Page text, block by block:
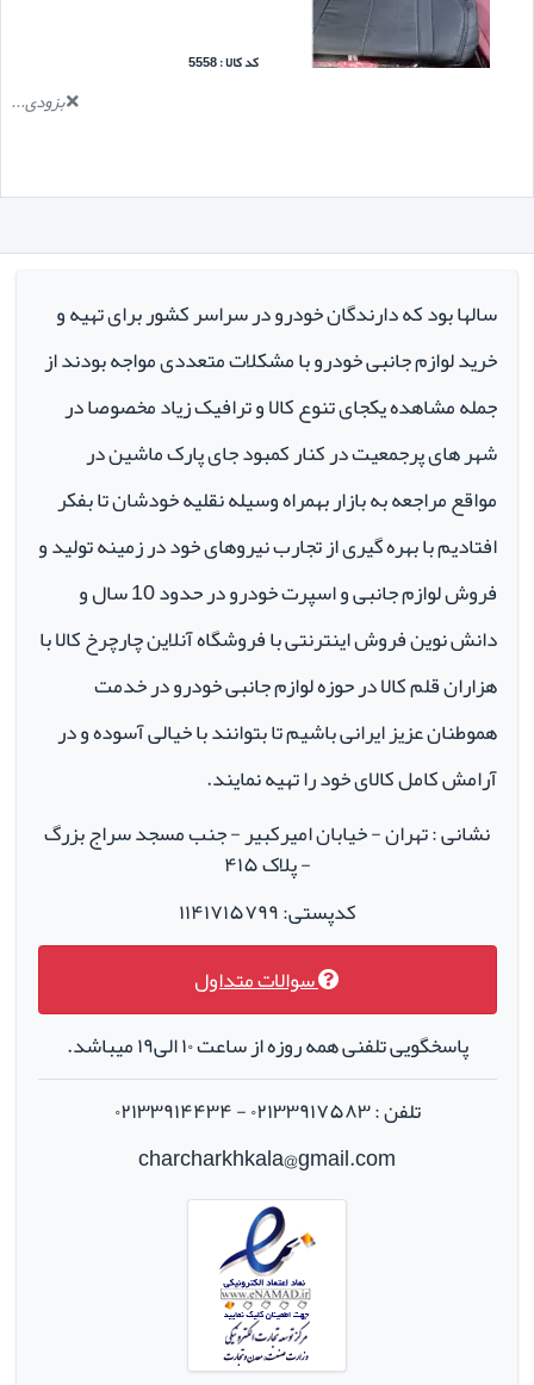
کد کالا : 5558
بزودی...
سالها بود که دارندگان خودرو در سراسر کشور برای تهیه و
خرید لوازم جانبی خودرو با مشکلات متعددی مواجه بودند از
جمله مشاهده یکجای تنوع کالا و ترافیک زیاد مخصوصا در
شهر های پرجمعیت در کنار کمبود جای پارک ماشین در
مواقع مراجعه به بازار بهمراه وسیله نقلیه خودشان تا بفکر
افتادیم با بهره گیری از تجارب نیروهای خود در زمینه تولید و
فروش لوازم جانبی و اسپرت خودرو در حدود 10 سال و
دانش نوین فروش اینترنتی با فروشگاه آنلاین چارچرخ کالا با
هزاران قلم کالا در حوزه لوازم جانبی خودرو در خدمت
هموطنان عزیز ایرانی باشیم تا بتوانند با خیالی آسوده و در
آرامش کامل کالای خود را تهیه نمایند.
نشانی : تهران - خیابان امیرکبیر - جنب مسجد سراج بزرگ
- پلاک ۴۱۵
کدپستی: ۱۱۴۱۷۱۵۷۹۹
سوالات متداول
پاسخگویی تلفنی همه روزه از ساعت ۱۰ الی۱۹ میباشد.
تلفن : ۰۲۱۳۳۹۱۷۵۸۳ - ۰۲۱۳۳۹۱۴۴۳۴
charcharkhkala@gmail.com